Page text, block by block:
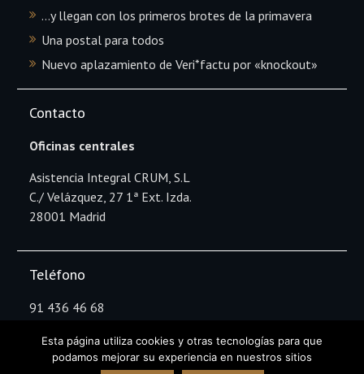
…y llegan con los primeros brotes de la primavera
Una postal para todos
Nuevo aplazamiento de Veri*factu por «knockout»
Contacto
Oficinas centrales
Asistencia Integral CRUM, S.L
C./ Velázquez, 27 1ª Ext. Izda.
28001 Madrid
Teléfono
91 436 46 68
Esta página utiliza cookies y otras tecnologías para que
podamos mejorar su experiencia en nuestros sitios